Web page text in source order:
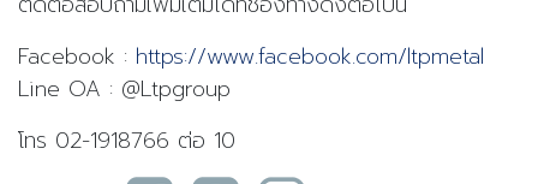
Facebook : https://www.facebook.com/ltpmetal
Line OA : @Ltpgroup
โทร 02-1918766 ต่อ 10